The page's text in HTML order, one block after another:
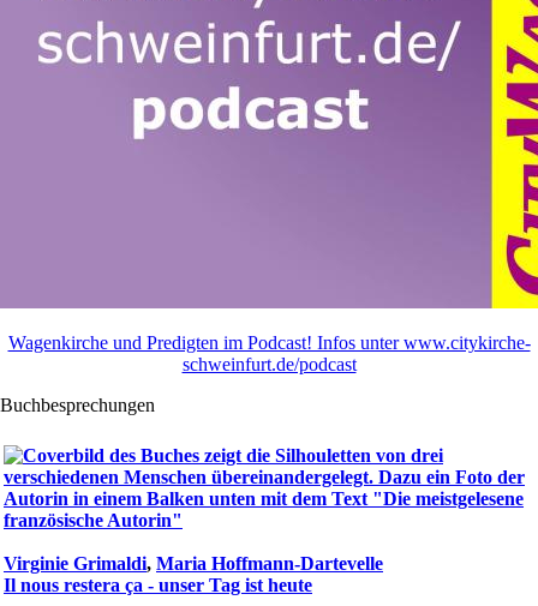
Wagenkirche und Predigten im Podcast! Infos unter www.citykirche-
schweinfurt.de/podcast
Buchbesprechungen
Virginie Grimaldi, Maria Hoffmann-Dartevelle
Il nous restera ça - unser Tag ist heute